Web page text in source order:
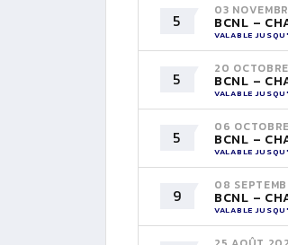
5
03
BCNL –
VALABLE
5
20
BCNL –
VALABLE
5
06
BCNL –
VALABLE
9
08
BCNL –
VALABLE